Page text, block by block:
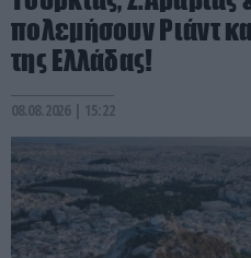
πολεμήσουν Ριάντ
της Ελλάδας!
08.08.2026 | 15:22